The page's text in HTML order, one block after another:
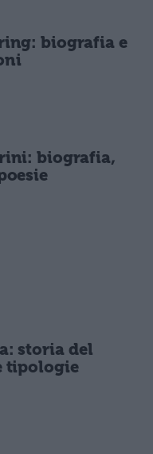
biografia e
biografia,
storia del
tipologie